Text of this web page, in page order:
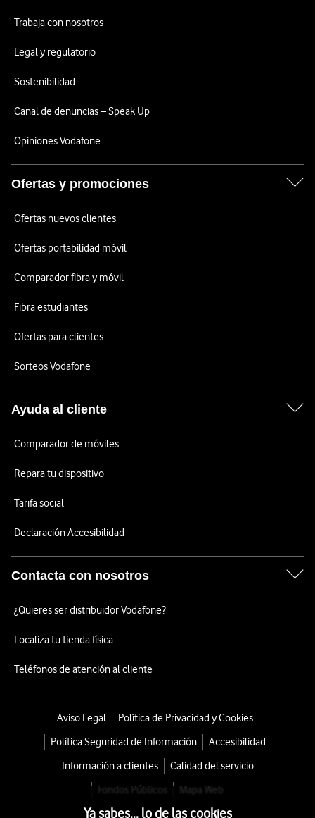
Trabaja con nosotros
Legal y regulatorio
Sostenibilidad
Canal de denuncias – Speak Up
Opiniones Vodafone
Ofertas y promociones
Ofertas nuevos clientes
Ofertas portabilidad móvil
Comparador fibra y móvil
Fibra estudiantes
Ofertas para clientes
Sorteos Vodafone
Ayuda al cliente
Comparador de móviles
Repara tu dispositivo
Tarifa social
Declaración Accesibilidad
Contacta con nosotros
¿Quieres ser distribuidor Vodafone?
Localiza tu tienda física
Teléfonos de atención al cliente
Aviso Legal
Política de Privacidad y Cookies
Política Seguridad de Información
Accesibilidad
Información a clientes
Calidad del servicio
Fondos Públicos
Mapa Web
Ya sabes... lo de las cookies